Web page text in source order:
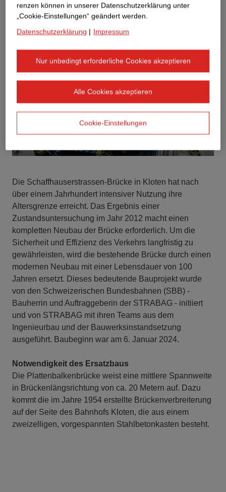
Die Schaffhauserstrassen-Brücke in Kloten hat nach
über einem Jahrhundert intensiver Nutzung ihre
Altersgrenze erreicht. Das Ergebnis einer
Zustandsuntersuchung im Jahr 2012 macht einen
kompletten Neubau der Brücke erforderlich. Um die
Sicherheit und Effizienz des Verkehrs langfristig zu
gewährleisten, wird die bestehende Brücke durch einen
modernen Neubau mit einer Lebensdauer von 100
Jahren ersetzt. Dieses bedeutende Bauprojekt wurde
von den Schweizerischen Bundesbahnen (SBB) -
Bauherrin und Auftraggeberin der STRABAG - initiiert
und von STRABAG mit ihren Teams aus dem
Ingenieurbau und der Bauwerksinstandsetzung
ausgeführt. Baubeginn war am 6. Januar 2024.
Notwendigkeit des Ersatzbaus
Die Plattenbalkenbrücke weist eine mittlere Spannweite
in Brückenlängsrichtung von ca. 20 Metern auf. Dazu
kommt die im Jahre 1954 erstellte Brückenverbreiterung
auf der Seite des Bahnhofs Kloten, die aus einem
zweizelligen, vorgespannten Stahlbetonkasten besteht.
renzen können in unserer Datenschutzerklärung unter
„Cookie-Einstellungen“ geändert werden.
Datenschutzerklärung | Impressum
Nur unbedingt erforderliche Cookies akzeptieren
Alle Cookies akzeptieren
Cookie-Einstellungen